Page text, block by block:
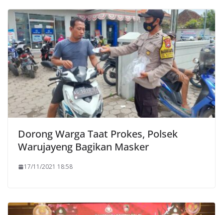
Dorong Warga Taat Prokes, Polsek
Warujayeng Bagikan Masker
17/11/2021 18:58